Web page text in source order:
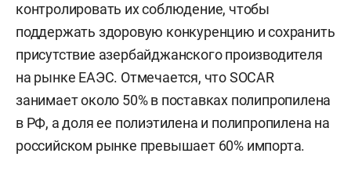
контролировать их соблюдение, чтобы
поддержать здоровую конкуренцию и сохранить
присутствие азербайджанского производителя
на рынке ЕАЭС. Отмечается, что SOCAR
занимает около 50% в поставках полипропилена
в РФ, а доля ее полиэтилена и полипропилена на
российском рынке превышает 60% импорта.